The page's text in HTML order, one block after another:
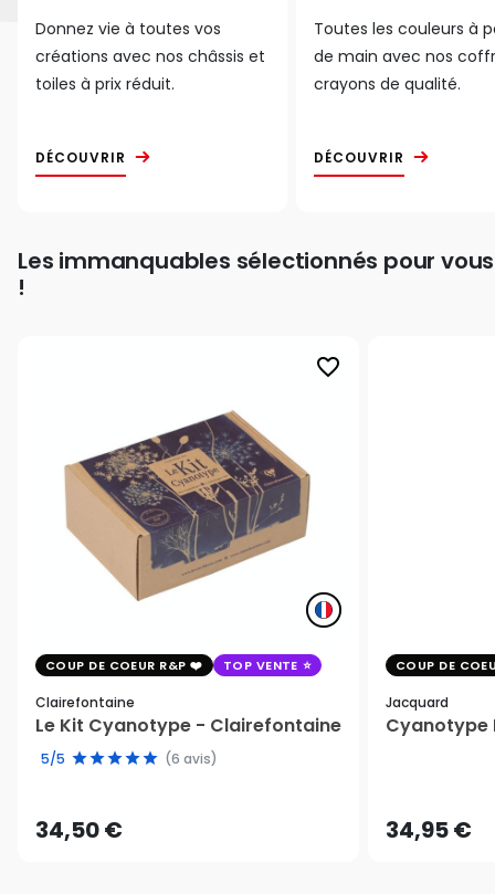
Donnez vie à toutes vos
créations avec nos châssis et
toiles à prix réduit.
DÉCOUVRIR
Toutes les couleurs à
de main avec nos
crayons de qualité.
DÉCOUVRIR
Les immanquables sélectionnés pour vous
!
favorite_border
COUP DE COEUR R&P TOP VENTE
Clairefontaine
Le Kit Cyanotype - Clairefontaine
5/5 (6 avis)
34,50 €
COUP DE
Jacquard
Cyanotype
34,95 €